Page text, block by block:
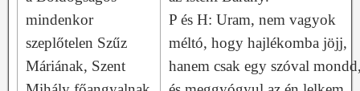
mindenkor
szeplőtelen Szűz
Máriának, Szent
P és H: Uram, nem vagyok
méltó, hogy hajlékomba jöjj,
hanem csak egy szóval